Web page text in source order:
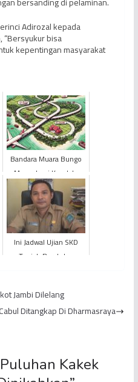
Adirozal kepada
“Bersyukur bisa
kepentingan masyarakat
Bandara Muara Bungo
Mengalami Kendala
Rute Penerbangan
Ini Jadwal Ujian SKD
Tanjab Barat dan
Jambi Dilelang
Ditangkap Di Dharmasraya
Puluhan Kakek